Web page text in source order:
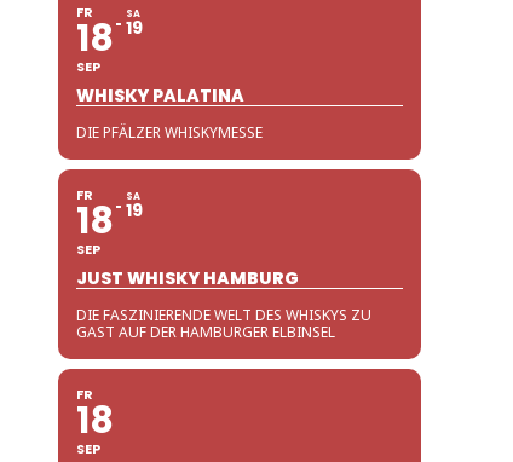
FR
18
SEP
SA
19
WHISKY PALATINA
DIE PFÄLZER WHISKYMESSE
FR
18
SEP
SA
19
JUST WHISKY HAMBURG
DIE FASZINIERENDE WELT DES WHISKYS ZU
GAST AUF DER HAMBURGER ELBINSEL
FR
18
SEP